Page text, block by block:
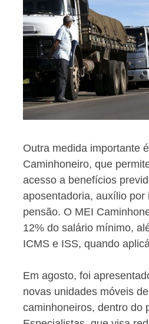
Outra medida importante
Caminhoneiro, que
acesso a benefícios
aposentadoria, auxílio por
pensão. O MEI
12% do salário mínimo,
ICMS e ISS, quando
Em agosto, foi
novas unidades móveis
caminhoneiros, dentro do